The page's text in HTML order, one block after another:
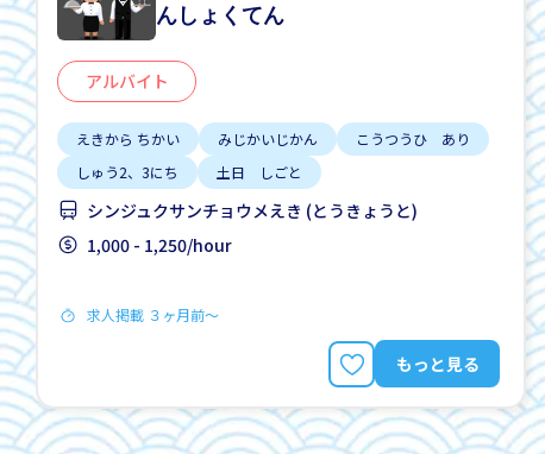
んしょくてん
アルバイト
えきから ちかい みじかいじかん
こうつうひ あり
しゅう2、3にち
土日 しごと
シンジュクサンチョウメえき (とうきょうと)
1,000 - 1,250/hour
求人掲載 ３ヶ月前〜
もっと見る